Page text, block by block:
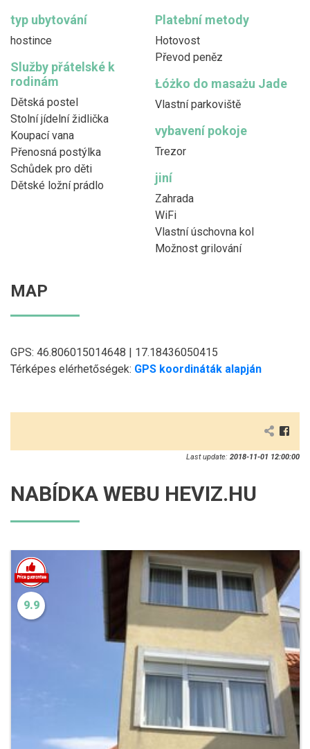
typ ubytování
hostince
Platební metody
Hotovost
Převod peněz
Služby přátelské k
rodinám
Dětská postel
Stolní jídelní židlička
Koupací vana
Přenosná postýlka
Schůdek pro děti
Dětské ložní prádlo
Łóżko do masażu Jade
Vlastní parkoviště
vybavení pokoje
Trezor
jiní
Zahrada
WiFi
Vlastní úschovna kol
Možnost grilování
MAP
GPS: 46.806015014648 | 17.18436050415
Térképes elérhetőségek: GPS koordináták alapján
Last update: 2018-11-01 12:00:00
NABÍDKA WEBU HEVIZ.HU
9.9